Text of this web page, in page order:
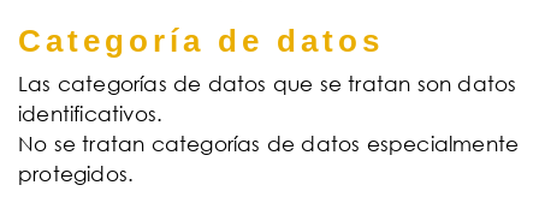
Categoría de datos
Las categorías de datos que se tratan son datos
identificativos.
No se tratan categorías de datos especialmente
protegidos.